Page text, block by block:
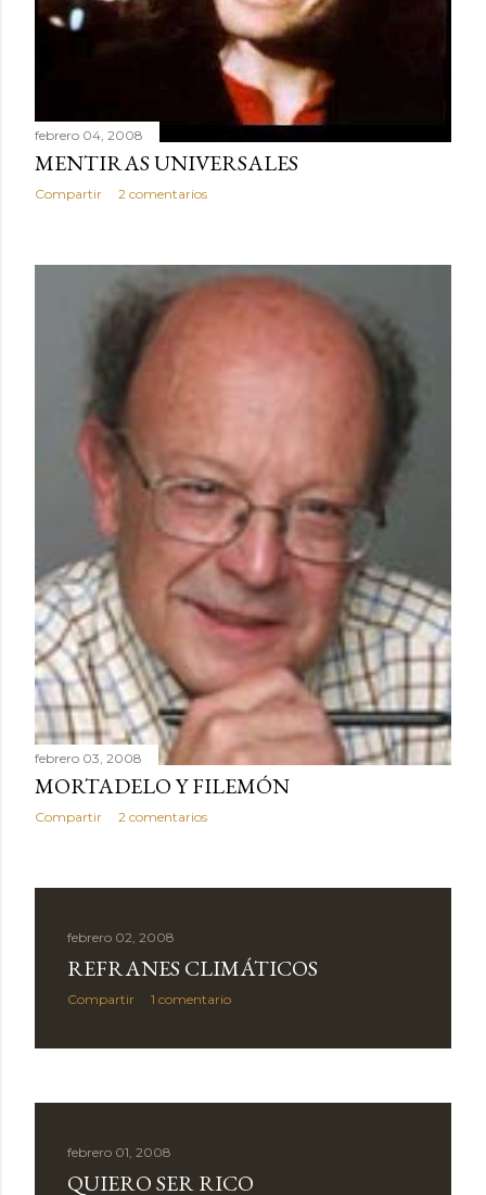
febrero 04, 2008
MENTIRAS UNIVERSALES
Compartir 2 comentarios
febrero 03, 2008
MORTADELO Y FILEMÓN
Compartir 2 comentarios
febrero 02, 2008
REFRANES CLIMÁTICOS
Compartir 1 comentario
febrero 01, 2008
QUIERO SER RICO